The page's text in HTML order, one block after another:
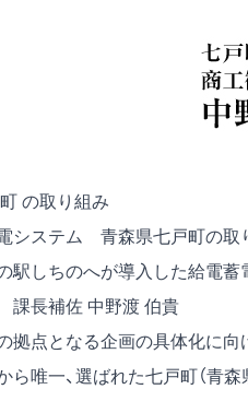
の取り組み
システム 青森県七戸町の取
の駅しちのへが導入した給電
長補佐 中野渡 伯貴
拠点となる企画の具体化に向
ら唯一、選ばれた七戸町（青